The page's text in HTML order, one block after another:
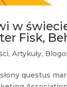
w
Fisk,
,Artykuły,
questus